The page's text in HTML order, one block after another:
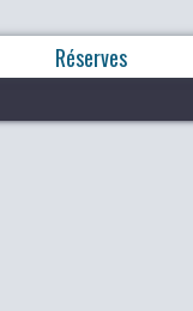
Réserves